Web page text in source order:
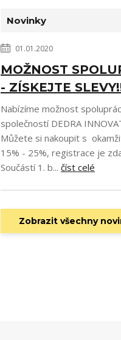
Novinky
01.01.2020
MOŽNOST
- ZÍSKEJTE
Nabízíme možnost
společností DEDRA
Můžete si nakoupit s
15% - 25%, registrace je
Součástí 1. b... číst celé
Zobrazit všechny